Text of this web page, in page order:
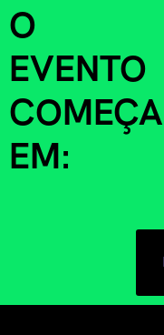
O
EVENTO
COMEÇA
EM: